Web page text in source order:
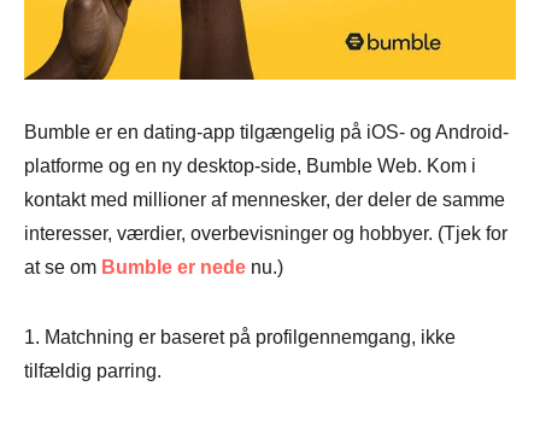
Bumble er en dating-app tilgængelig på iOS- og Android-
platforme og en ny desktop-side, Bumble Web. Kom i
kontakt med millioner af mennesker, der deler de samme
interesser, værdier, overbevisninger og hobbyer. (Tjek for
at se om Bumble er nede nu.)
1. Matchning er baseret på profilgennemgang, ikke
tilfældig parring.